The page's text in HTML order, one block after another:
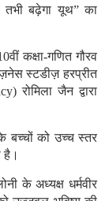
तभी बढ़ेगा यूथ” का
कक्षा-गणित गौरव
स्टडीज़ हरप्रीत
रोमिला जैन द्वारा
बच्चों को उच्च स्तर
है।
के अध्यक्ष धर्मवीर